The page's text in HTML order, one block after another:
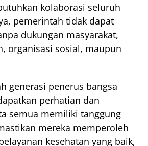
kolaborasi seluruh
pemerintah tidak dapat
dukungan masyarakat,
organisasi sosial, maupun
generasi penerus bangsa
perhatian dan
semua memiliki tanggung
mereka memperoleh
kesehatan yang baik,